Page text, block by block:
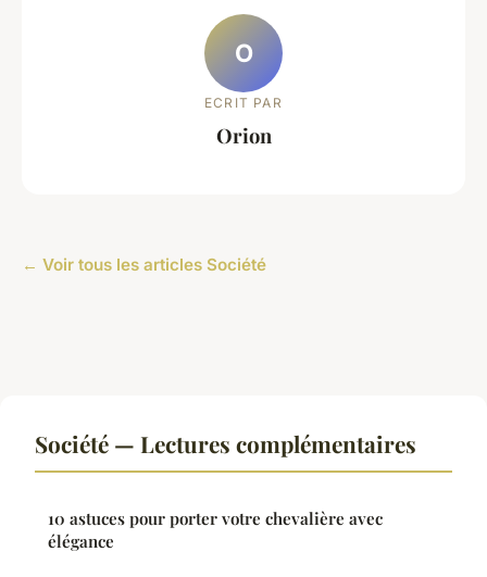
O
ECRIT PAR
Orion
← Voir tous les articles Société
Société — Lectures complémentaires
10 astuces pour porter votre chevalière avec
élégance